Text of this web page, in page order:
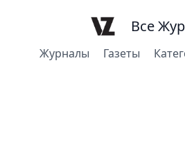
Журналы Газеты
Все